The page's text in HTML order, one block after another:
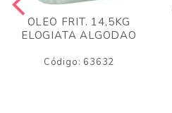
OLEO FRIT. 14,5KG
ELOGIATA ALGODAO
Código: 63632